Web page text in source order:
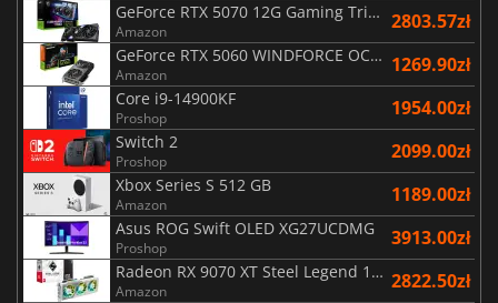
GeForce RTX 5070 12G Gaming Trio OC Black
Amazon 2803.57zł
GeForce RTX 5060 WINDFORCE OC 8G
Amazon 1269.90zł
Core i9-14900KF
Proshop 1954.00zł
Switch 2
Proshop 2099.00zł
Xbox Series S 512 GB
Amazon 1189.00zł
Asus ROG Swift OLED XG27UCDMG
Proshop 3913.00zł
Radeon RX 9070 XT Steel Legend 16GB
Amazon 2822.50zł